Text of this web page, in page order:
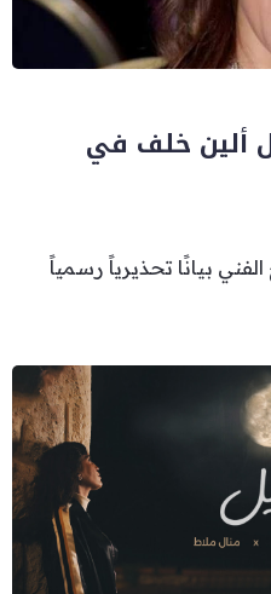
ألين خلف في
بيانًا تحذيرياً رسمياً